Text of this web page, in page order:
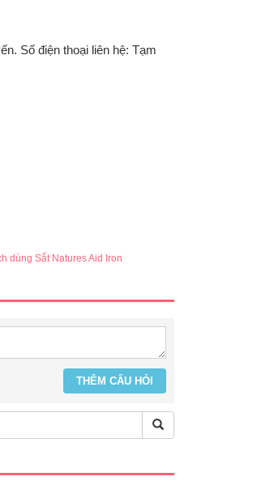
Số điện thoại liên hệ: Tạm
dùng Sắt Natures Aid Iron